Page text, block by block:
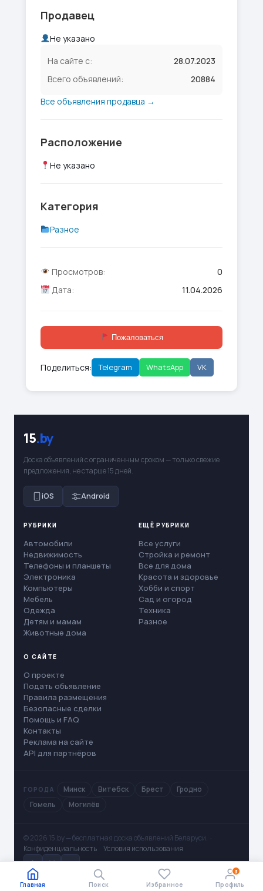
Продавец
Не указано
На сайте с:
28.07.2023
Всего объявлений:
20884
Все объявления продавца →
Расположение
Не указано
Категория
Разное
Просмотров:
0
Дата:
11.04.2026
Пожаловаться
Поделиться: Telegram WhatsApp VK
Главная Поиск Избранное
3
Профиль
15.by
Доска объявлений с ограниченным сроком — только свежие
предложения, не старше 15 дней.
iOS Android
РУБРИКИ
Автомобили
Недвижимость
Телефоны и планшеты
Электроника
Компьютеры
Мебель
Одежда
Детям и мамам
Животные дома
ЕЩЁ РУБРИКИ
Все услуги
Стройка и ремонт
Все для дома
Красота и здоровье
Хобби и спорт
Сад и огород
Техника
Разное
О САЙТЕ
О проекте
Подать объявление
Правила размещения
Безопасные сделки
Помощь и FAQ
Контакты
Реклама на сайте
API для партнёров
ГОРОДА Минск Витебск Брест
Гродно
Гомель
Могилёв
© 2026 15.by — бесплатная доска объявлений Беларуси. ·
Конфиденциальность · Условия использования
✈ V ◻